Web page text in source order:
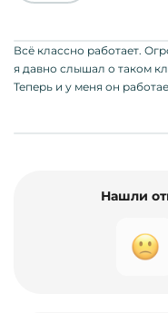
Всё классно работает.
я давно слышал о таком
Теперь и у меня он
Нашли